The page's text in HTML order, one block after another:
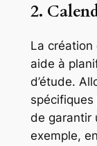
2.
La création
aide à
d’étude.
de garantir
exemple,